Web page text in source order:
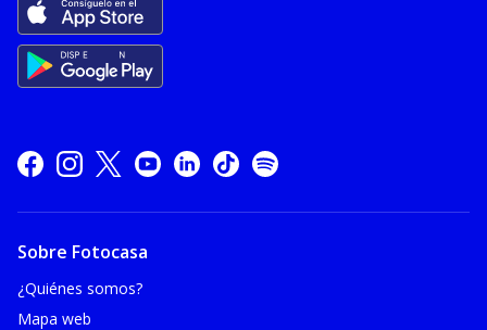
Sobre Fotocasa
¿Quiénes somos?
Mapa web